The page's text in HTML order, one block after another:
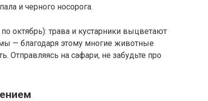
и черного носорога.
октябрь): трава и кустарники выцветают
— благодаря этому многие животные
Отправляясь на сафари, не забудьте про